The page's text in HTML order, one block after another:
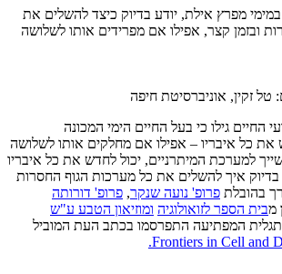
מפרץ אילת, יודע בדיוק כיצד להשלים את
ובזמן קצר, אפילו אם מפרידים אותו לשלושה
החיים גילו כי בעל החיים הימי המכונה
כל איבריו – אפילו אם מחלקים אותו לשלושה
למערכת המיתרניים, יכול לחדש את כל איבריו
איך להשלים את כל מערכות הגוף החסרות
בהובלת פרופ' נועה שנקר, פרופ' דורותה
מבית הספר לזואולוגיה ומוזיאון הטבע ע"ש
המפתיעה התפרסמו בכתב העת המוביל
Frontiers in Cell and